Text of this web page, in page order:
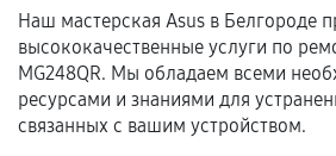
Документы для
гарантии
Наш мастерская Asus в Белгороде
высококачественные услуги по
MG248QR. Мы обладаем всеми
ресурсами и знаниями для
связанных с вашим устройством.